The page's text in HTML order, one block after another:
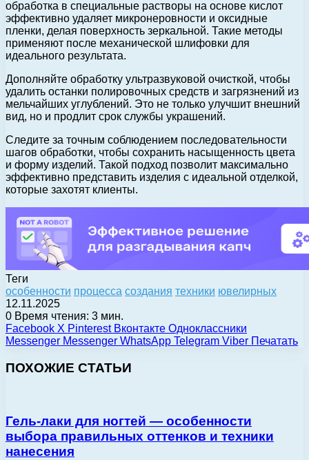
обработка в специальные растворы на основе кислот
эффективно удаляет микронеровности и оксидные
пленки, делая поверхность зеркальной. Такие методы
применяют после механической шлифовки для
идеального результата.
Дополняйте обработку ультразвуковой очисткой, чтобы
удалить останки полировочных средств и загрязнений из
мельчайших углублений. Это не только улучшит внешний
вид, но и продлит срок службы украшений.
Следите за точным соблюдением последовательности
шагов обработки, чтобы сохранить насыщенность цвета
и форму изделий. Такой подход позволит максимально
эффективно представить изделия с идеальной отделкой,
которые захотят клиенты.
Теги
особенности процесса создания техники ювелирных
12.11.2025
0 Время чтения: 3 мин.
Facebook X Pinterest Вконтакте Одноклассники
Messenger Messenger WhatsApp Telegram Viber Печатать
ПОХОЖИЕ СТАТЬИ
Гель-лаки для ногтей — особенности
выбора правильных оттенков и техники
нанесения